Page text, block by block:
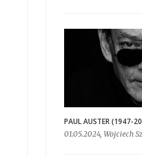
PAUL AUSTER (1947-
01.05.2024, Wojciech